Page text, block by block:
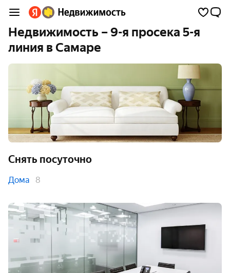
Недвижимость – 9-я просека 5-я
линия в Самаре
Снять посуточно
Дома 8